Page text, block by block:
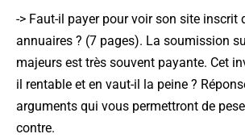
-> Faut-il payer pour voir son site inscrit
annuaires ? (7 pages). La soumission
majeurs est très souvent payante. Cet
il rentable et en vaut-il la peine ?
arguments qui vous permettront de
contre.